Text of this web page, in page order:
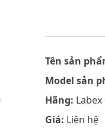
Tên sản
Model sản
Hãng: Labex
Giá: Liên hệ